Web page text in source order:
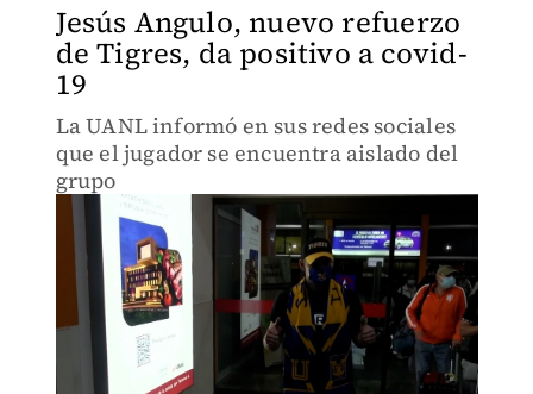
Jesús Angulo, nuevo refuerzo
de Tigres, da positivo a covid-
19
La UANL informó en sus redes sociales
que el jugador se encuentra aislado del
grupo